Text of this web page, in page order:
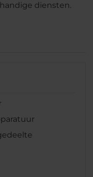
diensten.